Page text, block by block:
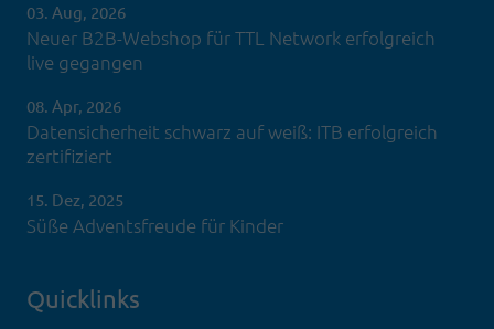
03. Aug, 2026
Neuer B2B-Webshop für TTL Network erfolgreich
live gegangen
08. Apr, 2026
Datensicherheit schwarz auf weiß: ITB erfolgreich
zertifiziert
15. Dez, 2025
Süße Adventsfreude für Kinder
Quicklinks